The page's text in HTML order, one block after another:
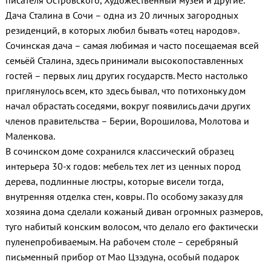
Дача Сталина в Сочи – одна из 20 личных загородных
резиденций, в которых любил бывать «отец народов».
Сочинская дача – самая любимая и часто посещаемая всей
семьёй Сталина, здесь принимали высокопоставленных
гостей – первых лиц других государств. Место настолько
приглянулось всем, кто здесь бывал, что потихоньку дом
начал обрастать соседями, вокруг появились дачи других
членов правительства – Берии, Ворошилова, Молотова и
Маленкова.
В сочинском доме сохранился классический образец
интерьера 30-х годов: мебель тех лет из ценных пород
дерева, подлинные люстры, которые висели тогда,
внутренняя отделка стен, ковры. По особому заказу для
хозяина дома сделали кожаный диван огромных размеров,
туго набитый конским волосом, что делало его фактически
пуленепробиваемым. На рабочем столе – серебряный
письменный прибор от Мао Цзэдуна, особый подарок